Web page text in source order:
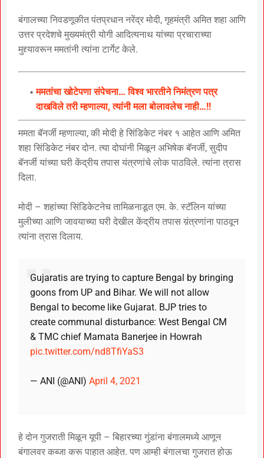
बंगालच्या निवडणूकीत पंतप्रधान नरेंद्र मोदी, गृहमंत्री अमित शहा आणि
उत्तर प्रदेशचे मुख्यमंत्री योगी आदित्यनाथ यांच्या प्रचाराच्या
मुद्द्यावरून ममतांनी त्यांना टार्गेट केले.
ममतांचा खोटेपणा संपेचना… विश्व भारतीने निमंत्रण पत्र
दाखविले तरी म्हणाल्या, त्यांनी मला बोलावलेच नाही…!!
ममता बॅनर्जी म्हणाल्या, की मोदी हे सिंडिकेट नंबर १ आहेत आणि अमित
शहा सिंडिकेट नंबर दोन. त्या दोघांनी मिळून अभिषेक बॅनर्जी, सुदीप
बॅनर्जी यांच्या घरी केंद्रीय तपास यंत्रणांचे लोक पाठविले. त्यांना त्रास
दिला.
मोदी – शहांच्या सिंडिकेटनेच तामिळनाडूत एम. के. स्टॅलिन यांच्या
मुलीच्या आणि जावयाच्या घरी देखील केंद्रीय तपास य़ंत्रणांना पाठवून
त्यांना त्रास दिलाय.
Gujaratis are trying to capture Bengal by bringing
goons from UP and Bihar. We will not allow
Bengal to become like Gujarat. BJP tries to
create communal disturbance: West Bengal CM
& TMC chief Mamata Banerjee in Howrah
pic.twitter.com/nd8TfiYaS3
— ANI (@ANI) April 4, 2021
हे दोन गुजराती मिळून यूपी – बिहारच्या गुंडांना बंगालमध्ये आणून
बंगालवर कब्जा करू पाहात आहेत. पण आम्ही बंगालचा गुजरात होऊ